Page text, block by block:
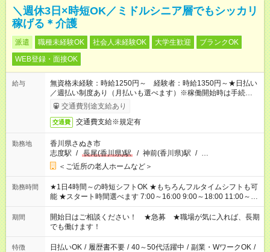
＼週休3日×時短OK／ミドルシニア層でもシッカリ
稼げる＊介護
派遣 職種未経験OK 社会人未経験OK 大学生歓迎
ブランクOK
WEB登録・面接OK
給与
無資格未経験：時給1250円～ 経験者：時給1350円～★日払い
／週払い制度あり（月払いも選べます）※稼働開始時は手続き完
了次第のお支払いとなります。
交通費別途支給あり
交通費 交通費支給※規定有
勤務地
香川県さぬき市
志度駅 / 長尾(香川県)駅 / 神前(香川県)駅 / …
＜ご近所の老人ホームなど＞
勤務時間
★1日4時間～の時短シフトOK ★もちろんフルタイムシフトも可
能 ★スタート時間選べます 7:00～16:00 9:00～18:00 11:00～
20:00 など 残業なし！ ※Wワークの場合、他のお仕事と合わせ
週40時間超の就業はご案内できません ※法令に基づき、週20時
間以上勤務は社会保険への加入対象となります ※労働者派遣法
（日雇い派遣の原則禁止）により、短時間・短期間の就業はご
案内が難しい場合があります
期間
開始日はご相談ください！ ★急募 ★職場が気に入れば、長期
でも働けます！
特徴 日払いOK / 履歴書不要 / 40～50代活躍中 / 副業・WワークOK /